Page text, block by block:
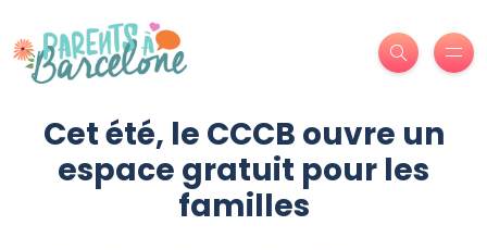
Cet été, le CCCB ouvre un
espace gratuit pour les
familles